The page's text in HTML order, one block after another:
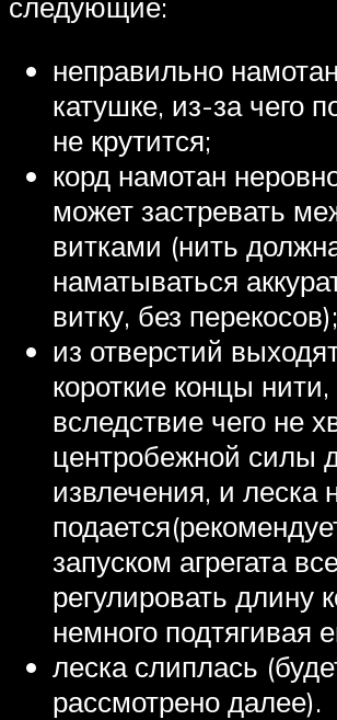
неправильно
катушке, из-за чего
не крутится;
корд намотан
может застревать
витками (нить
наматываться
витку, без перекосов);
из отверстий
короткие концы нити,
вследствие чего не
центробежной силы
извлечения, и леска
запуском агрегата
регулировать длину
немного подтягивая
леска слиплась
рассмотрено далее).